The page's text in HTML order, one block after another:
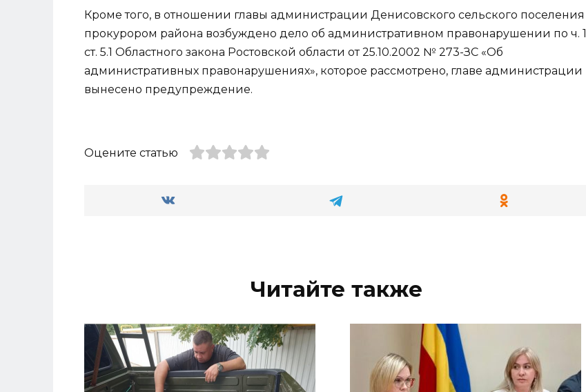
Кроме того, в отношении главы администрации Денисовского сельского поселения
прокурором района возбуждено дело об административном правонарушении по ч. 1
ст. 5.1 Областного закона Ростовской области от 25.10.2002 № 273-ЗС «Об
административных правонарушениях», которое рассмотрено, главе администрации
вынесено предупреждение.
Оцените статью
Читайте также